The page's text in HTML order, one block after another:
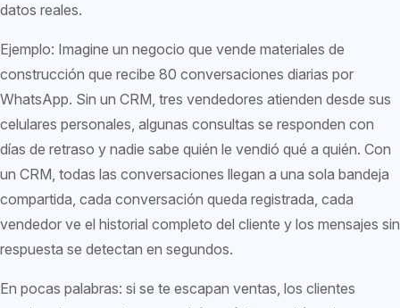
datos reales.
Ejemplo: Imagine un negocio que vende materiales de
construcción que recibe 80 conversaciones diarias por
WhatsApp. Sin un CRM, tres vendedores atienden desde sus
celulares personales, algunas consultas se responden con
días de retraso y nadie sabe quién le vendió qué a quién. Con
un CRM, todas las conversaciones llegan a una sola bandeja
compartida, cada conversación queda registrada, cada
vendedor ve el historial completo del cliente y los mensajes sin
respuesta se detectan en segundos.
En pocas palabras: si se te escapan ventas, los clientes